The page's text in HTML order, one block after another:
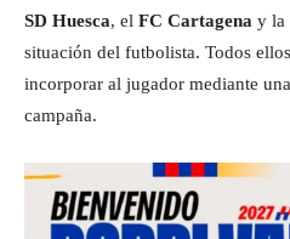
SD Huesca, el FC Cartagena y la
situación del futbolista. Todos
incorporar al jugador mediante
campaña.